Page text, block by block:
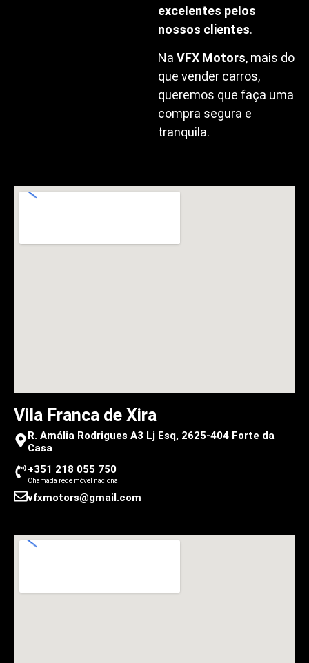
excelentes pelos
nossos clientes.
NaVFX Motors, mais do
que vender carros,
queremos que faça uma
compra segura e
tranquila.
Vila Franca de Xira
R. Amália Rodrigues A3 Lj Esq, 2625-404 Forte da
Casa
+351 218 055 750
Chamada rede móvel nacional
vfxmotors@gmail.com